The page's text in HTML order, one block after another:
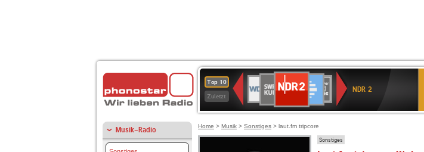
Top 10
Zuletzt
Deutschlandfunk
80er
90er
OLDIE
ANTENNE
SWR3
WDR
4
BR-
KLASSIK
Deutschlandfunk
Kultur
ANTENNE
BAYERN
2
Kultur
2
NDR 2
Musik-Radio Home > Musik > Sonstiges > laut.fm tripcore
Sonstiges